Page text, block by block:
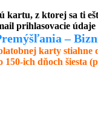
z ktorej sa ti
prihlasovacie
–
karty
ich dňoch šiesta